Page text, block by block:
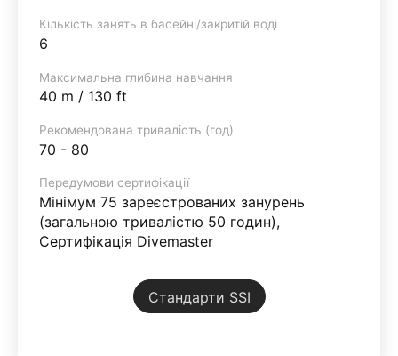
Кількість занять в басейні/закритій воді
6
Максимальна глибина навчання
40 m / 130 ft
Рекомендована тривалість (год)
70 - 80
Передумови сертифікації
Мінімум 75 зареєстрованих занурень
(загальною тривалістю 50 годин),
Сертифікація Divemaster
Стандарти SSI